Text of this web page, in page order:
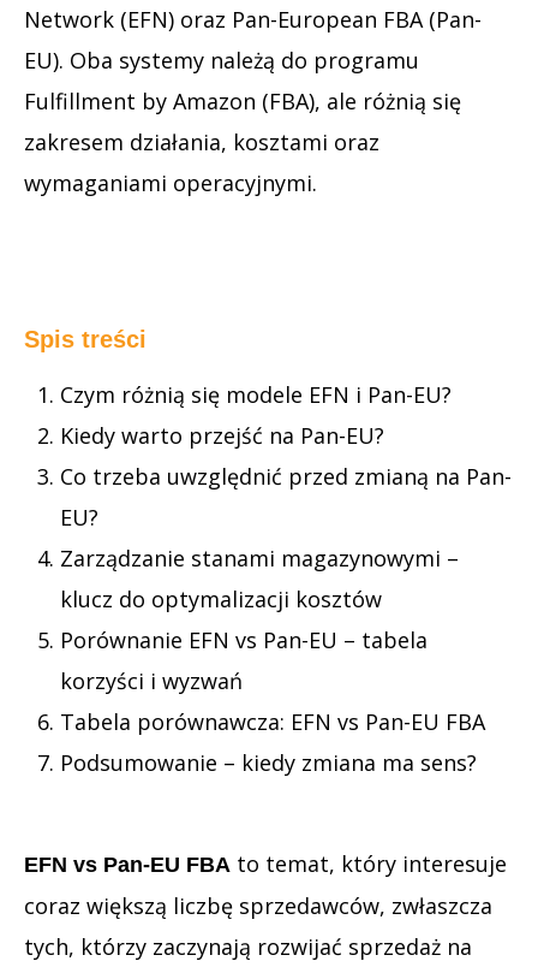
Network (EFN) oraz Pan-European FBA (Pan-
EU). Oba systemy należą do programu
Fulfillment by Amazon (FBA), ale różnią się
zakresem działania, kosztami oraz
wymaganiami operacyjnymi.
Spis treści
Czym różnią się modele EFN i Pan-EU?
Kiedy warto przejść na Pan-EU?
Co trzeba uwzględnić przed zmianą na Pan-
EU?
Zarządzanie stanami magazynowymi –
klucz do optymalizacji kosztów
Porównanie EFN vs Pan-EU – tabela
korzyści i wyzwań
Tabela porównawcza: EFN vs Pan-EU FBA
Podsumowanie – kiedy zmiana ma sens?
EFN vs Pan-EU FBA to temat, który interesuje
coraz większą liczbę sprzedawców, zwłaszcza
tych, którzy zaczynają rozwijać sprzedaż na